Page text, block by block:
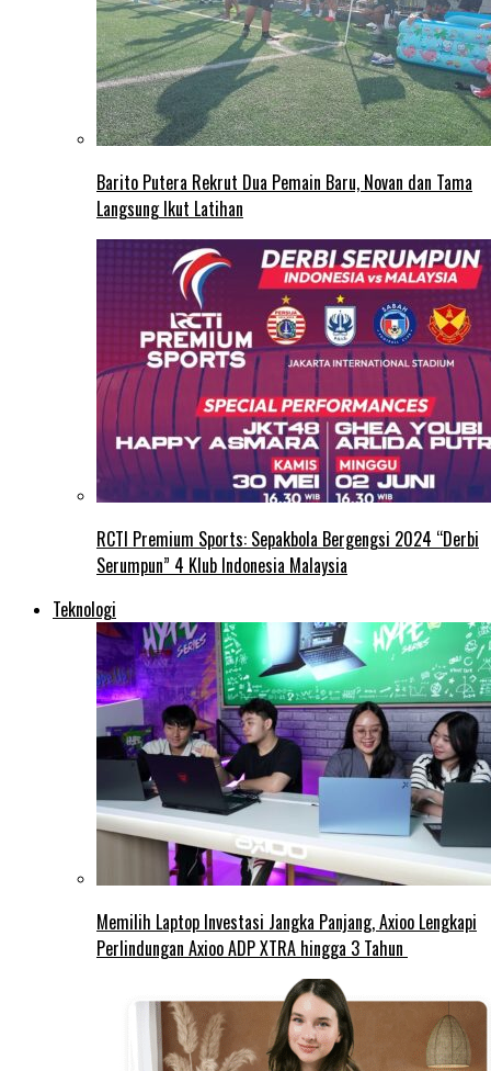
Barito Putera Rekrut Dua Pemain Baru, Novan dan Tama
Langsung Ikut Latihan
RCTI Premium Sports: Sepakbola Bergengsi 2024 “Derbi
Serumpun” 4 Klub Indonesia Malaysia
Teknologi
Memilih Laptop Investasi Jangka Panjang, Axioo Lengkapi
Perlindungan Axioo ADP XTRA hingga 3 Tahun